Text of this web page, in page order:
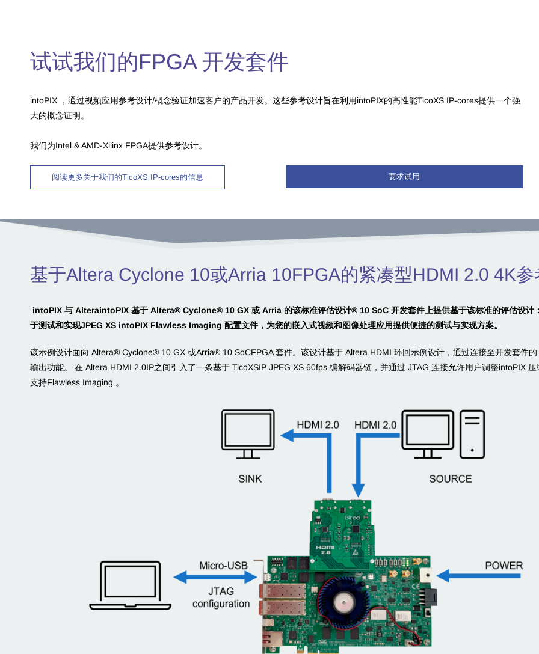
试试我们的FPGA 开发套件
intoPIX ，通过视频应用参考设计/概念验证加速客户的产品开发。这些参考设计旨在利用intoPIX的高性能TicoXS IP-cores提供一个强
大的概念证明。
我们为Intel & AMD-Xilinx FPGA提供参考设计。
阅读更多关于我们的TicoXS IP-cores的信息 要求试用
基于Altera Cyclone 10或Arria 10FPGA的紧凑型HDMI 2.0 4K参
intoPIX 与 AlteraintoPIX 基于 Altera® Cyclone® 10 GX 或 Arria 的该标准评估设计® 10 SoC 开发套件上提供基于该标准的评估设
于测试和实现JPEG XS intoPIX Flawless Imaging 配置文件，为您的嵌入式视频和图像处理应用提供便捷的测试与实现方案。
该示例设计面向 Altera® Cyclone® 10 GX 或Arria® 10 SoCFPGA 套件。该设计基于 Altera HDMI 环回示例设计，通过连接至开发套件
输出功能。 在 Altera HDMI 2.0IP之间引入了一条基于 TicoXSIP JPEG XS 60fps 编解码器链，并通过 JTAG 连接允许用户调整intoPIX
支持Flawless Imaging 。